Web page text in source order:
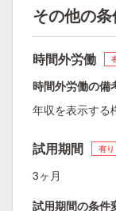
その他の
時間外労働
時間外労働の備
年収を表示する
試用期間 有り
3ヶ月
試用期間の条件